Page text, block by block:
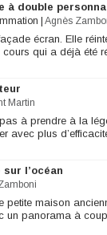
à double
Agnès
écran. Elle
cours qui a déjà été
Martin
à prendre à la
avec plus
l’océan
petite maison
un panorama à